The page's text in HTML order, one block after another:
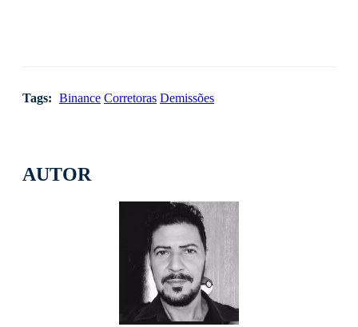
AUTOR
Tags: Binance Corretoras Demissões